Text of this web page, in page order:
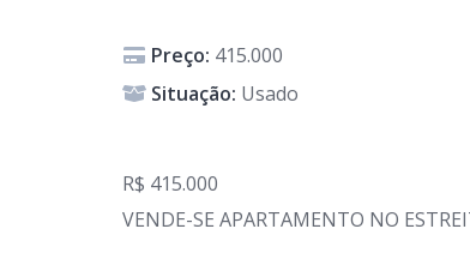
Preço: 415.000
Situação: Usado
R$ 415.000
VENDE-SE APARTAMENTO NO